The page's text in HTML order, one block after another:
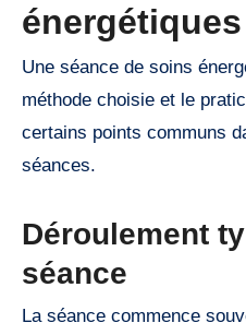
Une séance de soins
méthode choisie et le
certains points communs
séances.
Déroulement
séance
La séance commence